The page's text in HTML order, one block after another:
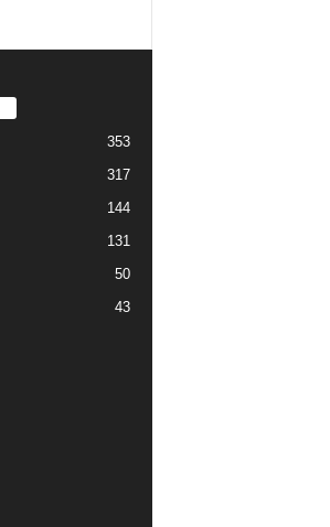
353
317
144
131
50
43